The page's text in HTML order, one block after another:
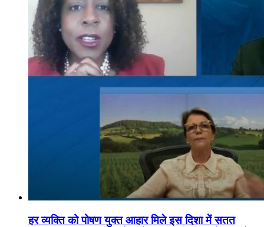
हर व्यक्ति को पोषण युक्त आहार मिले इस दिशा में सतत